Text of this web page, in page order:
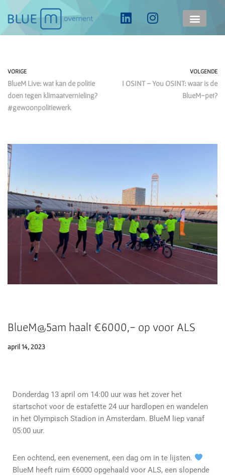
VORIGE
BlueM Live: wat kan de politie
doen tegen klimaatvernieling?
#gewoonpolitiewerk
VOLGENDE
I OSINT – You OSINT: waar is de
BlueM-pet?
BlueM@5am haalt €6000,- op voor ALS
april 14, 2023
Donderdag 13 april om 14:00 uur was het zover het
startschot voor de estafette 24 uur hardlopen en wandelen
in het Olympisch Stadion in Amsterdam. BlueM liep vanaf
05:00 uur.
Een ochtend, een evenement, een dag om in te lijsten.
BlueM heeft ruim €6000 opgehaald voor ALS, een slopende